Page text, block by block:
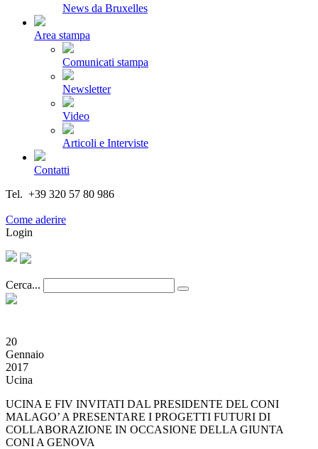
News da Bruxelles
Area stampa
Comunicati stampa
Newsletter
Video
Articoli e Interviste
Contatti
Tel. +39 320 57 80 986
Come aderire
Login
Cerca...
20
Gennaio
2017
Ucina
UCINA E FIV INVITATI DAL PRESIDENTE DEL CONI
MALAGO’ A PRESENTARE I PROGETTI FUTURI DI
COLLABORAZIONE IN OCCASIONE DELLA GIUNTA
CONI A GENOVA